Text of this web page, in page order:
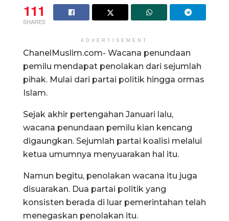
111
SHARES
ADVERTISEMENT
ChanelMuslim.com- Wacana penundaan
pemilu mendapat penolakan dari sejumlah
pihak. Mulai dari partai politik hingga ormas
Islam.
Sejak akhir pertengahan Januari lalu,
wacana penundaan pemilu kian kencang
digaungkan. Sejumlah partai koalisi melalui
ketua umumnya menyuarakan hal itu.
Namun begitu, penolakan wacana itu juga
disuarakan. Dua partai politik yang
konsisten berada di luar pemerintahan telah
menegaskan penolakan itu.